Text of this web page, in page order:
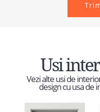
Usi
Vezi alte usi de
design cu usa de